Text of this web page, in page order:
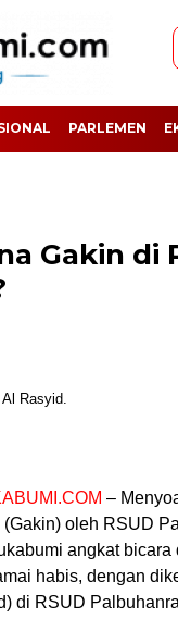
PARLEMEN
Gakin di
–
(Gakin) oleh RSUD
angkat
habis, dengan
di RSUD